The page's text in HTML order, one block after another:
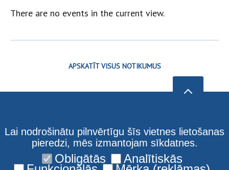
There are no events in the current view.
APSKATĪT VISUS NOTIKUMUS
Lai nodrošinātu pilnvērtīgu šīs vietnes lietošanas
pieredzi, mēs izmantojam sīkdatnes.
Obligātās Analītiskās